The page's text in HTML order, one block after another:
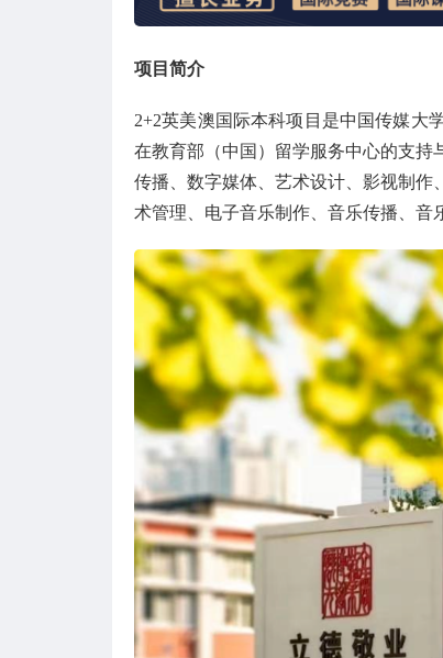
项目简介
2+2英美澳国际本科项目是中国传媒大
在教育部（中国）留学服务中心的支
传播、数字媒体、艺术设计、影视制
术管理、电子音乐制作、音乐传播、音